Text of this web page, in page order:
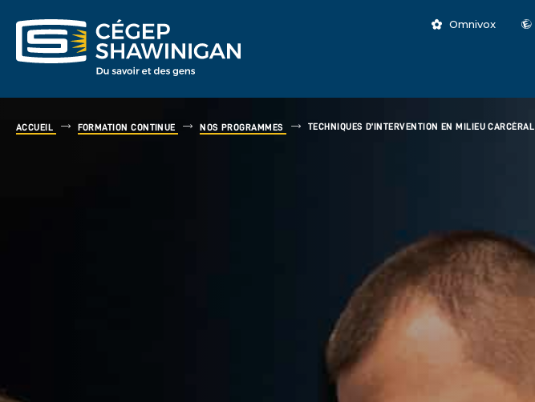
Omnivox
ACCUEIL FORMATION CONTINUE NOS PROGRAMMES TECHNIQUES D’INTERVENTION EN MILIEU CARCÉRAL